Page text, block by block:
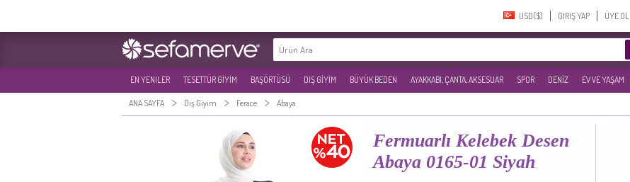
USD($)‎ GIRIŞ YAP ÜYE OL
EN YENILER TESETTÜR GİYİM BAŞÖRTÜSÜ DIŞ GİYİM BÜYÜK BEDEN AYAKKABI, ÇANTA, AKSESUAR SPOR DENİZ EV VE YAŞAM
ANA SAYFA > Dış Giyim > Ferace > Abaya
Fermuarlı Kelebek Desen
Abaya 0165-01 Siyah